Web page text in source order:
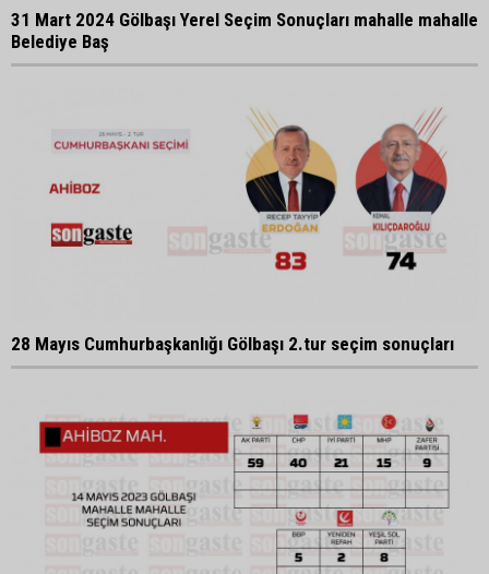
31 Mart 2024 Gölbaşı Yerel Seçim Sonuçları mahalle mahalle
Belediye Baş
28 Mayıs Cumhurbaşkanlığı Gölbaşı 2.tur seçim sonuçları